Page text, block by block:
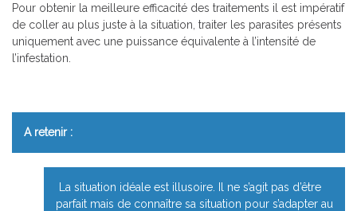
Pour obtenir la meilleure efficacité des traitements il est impératif
de coller au plus juste à la situation, traiter les parasites présents
uniquement avec une puissance équivalente à l’intensité de
l’infestation.
A retenir :
La situation idéale est illusoire. Il ne s’agit pas d’être
parfait mais de connaître sa situation pour s’adapter au